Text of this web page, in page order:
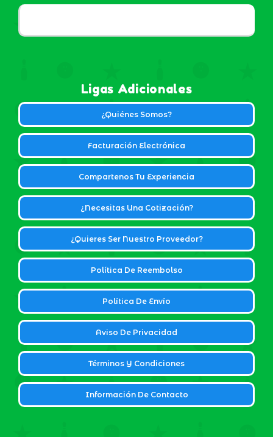
Ligas Adicionales
¿Quiénes Somos?
Facturación Electrónica
Compartenos Tu Experiencia
¿Necesitas Una Cotización?
¿Quieres Ser Nuestro Proveedor?
Política De Reembolso
Política De Envío
Aviso De Privacidad
Términos Y Condiciones
Información De Contacto